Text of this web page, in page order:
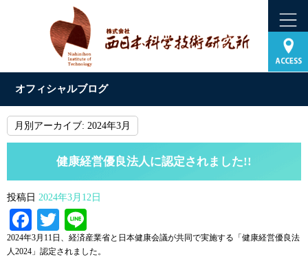
オフィシャルブログ
月別アーカイブ: 2024年3月
健康経営優良法人に認定されました!!
投稿日 2024年3月12日
Facebook
Twitter
2024年3月11日、経済産業省と日本健康会議が共同で実施する「健康経営優良法
人2024」認定されました。